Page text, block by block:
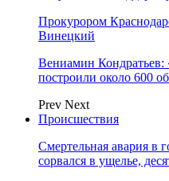
Прокурором
Винецкий
Вениамин Кондратьев:
построили около 600
Prev Next
Происшествия
Смертельная авария в
сорвался в ущелье,